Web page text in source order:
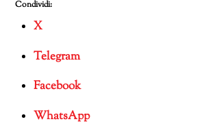
Condividi:
X
Telegram
Facebook
WhatsApp